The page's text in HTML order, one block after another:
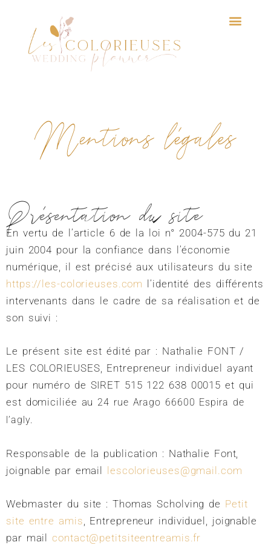
contenu
Mentions légales
Présentation du site
En vertu de l’article 6 de la loi n° 2004-575 du 21
juin 2004 pour la confiance dans l’économie
numérique, il est précisé aux utilisateurs du site
https://les-colorieuses.com l’identité des différents
intervenants dans le cadre de sa réalisation et de
son suivi :
Le présent site est édité par : Nathalie FONT /
LES COLORIEUSES, Entrepreneur individuel ayant
pour numéro de SIRET 515 122 638 00015 et qui
est domiciliée au 24 rue Arago 66600 Espira de
l’agly
Responsable de la publication : Nathalie Font,
joignable par email lescolorieuses@gmail.com
Webmaster du site : Thomas Scholving de Petit
site entre amis, Entrepreneur individuel, joignable
par mailcontact@petitsiteentreamis.fr